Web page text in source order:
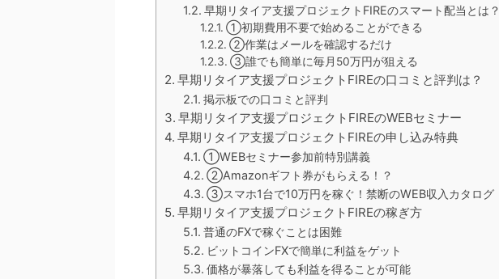
早期リタイア支援プロジェクトFIREのスマート配当とは？
①初期費用不要で始めることができる
②作業はメールを確認するだけ
③誰でも簡単に毎月50万円が狙える
早期リタイア支援プロジェクトFIREの口コミと評判は？
掲示板での口コミと評判
早期リタイア支援プロジェクトFIREのWEBセミナー
早期リタイア支援プロジェクトFIREの申し込み特典
①WEBセミナー参加前特別講義
②Amazonギフト券がもらえる！？
③スマホ1台で10万円を稼ぐ！禁断のWEB収入カタログ
早期リタイア支援プロジェクトFIREの稼ぎ方
普通のFXで稼ぐことは困難
ビットコインFXで簡単に利益をゲット
価格が暴落しても利益を得ることが可能